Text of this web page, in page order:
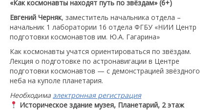
«Как космонавты находят путь по звёздам» (6+)
Евгений Черняк, заместитель начальника отдела –
начальник 1 лаборатории 16 отдела ФГБУ «НИИ Центр
подготовки космонавтов им. Ю.А. Гагарина»
Как космонавты учатся ориентироваться по звёздам.
Лекция о подготовке по астронавигации в Центре
подготовки космонавтов — с демонстрацией звёздного
неба на куполе планетария.
Необходима электронная регистрация
Историческое здание музея, Планетарий, 2 этаж